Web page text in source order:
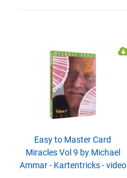
Easy to Master Card
Miracles Vol 9 by Michael
Ammar - Kartentricks - video